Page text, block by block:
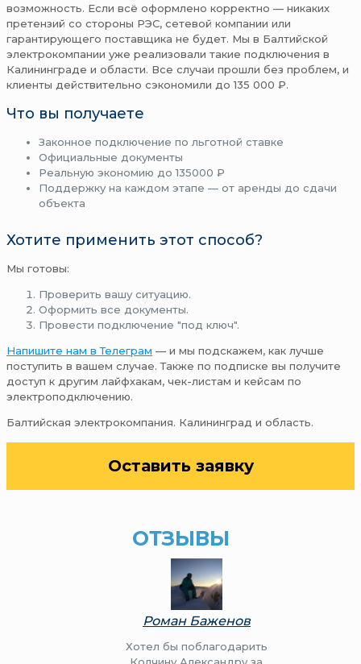
возможность. Если всё оформлено корректно — никаких
претензий со стороны РЭС, сетевой компании или
гарантирующего поставщика не будет. Мы в Балтийской
электрокомпании уже реализовали такие подключения в
Калининграде и области. Все случаи прошли без проблем, и
клиенты действительно сэкономили до 135 000 ₽.
Что вы получаете
Законное подключение по льготной ставке
Официальные документы
Реальную экономию до 135000 ₽
Поддержку на каждом этапе — от аренды до сдачи
объекта
Хотите применить этот способ?
Мы готовы:
Проверить вашу ситуацию.
Оформить все документы.
Провести подключение "под ключ".
Напишите нам в Телеграм — и мы подскажем, как лучше
поступить в вашем случае. Также по подписке вы получите
доступ к другим лайфхакам, чек-листам и кейсам по
электроподключению.
Балтийская электрокомпания. Калининград и область.
Оставить заявку
ОТЗЫВЫ
Роман Баженов
Хотел бы поблагодарить
Колчину Александру за